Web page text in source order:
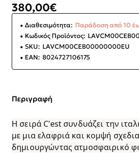
380,00€
Διαθεσιμότητα: Παράδοση από 10
Κωδικός Προϊόντος:
SKU: LAVCM00CEB00000000EU
EAN: 8024727106175
Περιγραφή
Η σειρά C'est συνδυάζει την
με μια ελαφριά και κομψή
δημιουργώντας ατμοσφαιρικό